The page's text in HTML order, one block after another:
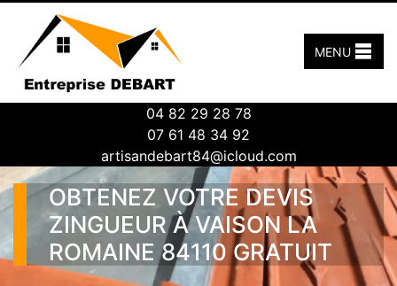
04 82 29 28 78
07 61 48 34 92
artisandebart84@icloud.com
MENU
OBTENEZ VOTRE DEVIS
ZINGUEUR À VAISON LA
ROMAINE 84110 GRATUIT